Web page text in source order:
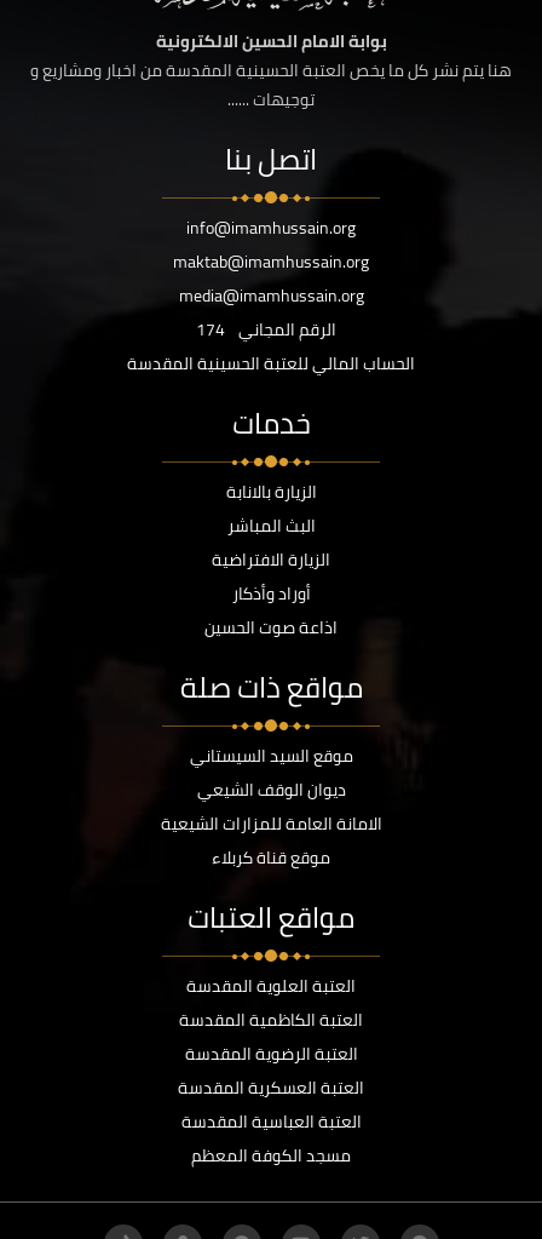
بوابة الامام الحسين الالكترونية
هنا يتم نشر كل ما يخص العتبة الحسينية المقدسة من اخبار ومشاريع و
توجيهات ......
اتصل بنا
info@imamhussain.org
maktab@imamhussain.org
media@imamhussain.org
الرقم المجاني 174
الحساب المالي للعتبة الحسينية المقدسة
خدمات
الزيارة بالانابة
البث المباشر
الزيارة الافتراضية
أوراد وأذكار
اذاعة صوت الحسين
مواقع ذات صلة
موقع السيد السيستاني
ديوان الوقف الشيعي
الامانة العامة للمزارات الشيعية
موقع قناة كربلاء
مواقع العتبات
العتبة العلوية المقدسة
العتبة الكاظمية المقدسة
العتبة الرضوية المقدسة
العتبة العسكرية المقدسة
العتبة العباسية المقدسة
مسجد الكوفة المعظم